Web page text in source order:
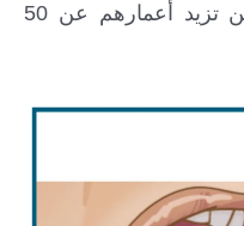
بالنساء ويواجه الرجال الذين تزيد أعمارهم عن 50